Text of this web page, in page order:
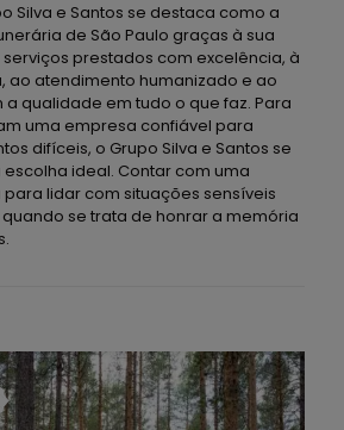
Silva e Santos se destaca como a
de São Paulo graças à sua
prestados com excelência, à
ao atendimento humanizado e ao
qualidade em tudo o que faz. Para
uma empresa confiável para
difíceis, o Grupo Silva e Santos se
ideal. Contar com uma
lidar com situações sensíveis
se trata de honrar a memória